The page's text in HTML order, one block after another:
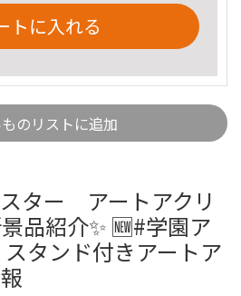
トに入れる
のリストに追加
ター アートアクリ
品紹介✨ 🆕#学園ア
タンド付きアートア